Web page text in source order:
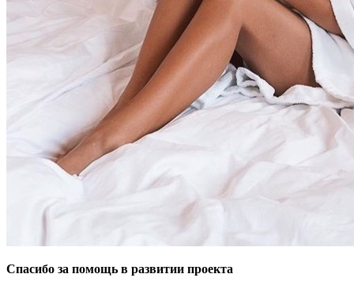
Спасибо за помощь в развитии проекта